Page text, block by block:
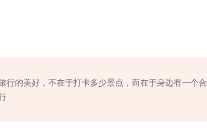
的美好，不在于打卡多少景点，而在于身边有一个合